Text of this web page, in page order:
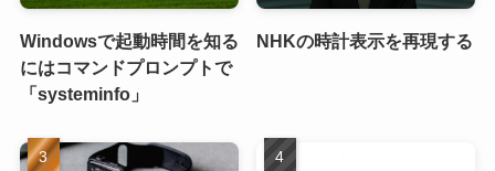
Windowsで起動時間を知る
にはコマンドプロンプトで
「systeminfo」
NHKの時計表示を再現する